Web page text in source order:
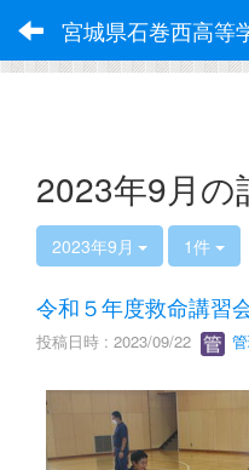
宮城県石巻西高等
2023年9月の
2023年9月 1件
令和５年度救命講習
投稿日時 : 2023/09/22